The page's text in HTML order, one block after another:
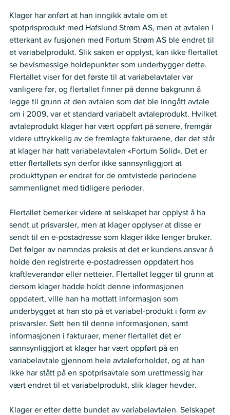
Klager har anført at han inngikk avtale om et
spotprisprodukt med Hafslund Strøm AS, men at avtalen i
etterkant av fusjonen med Fortum Strøm AS ble endret til
et variabelprodukt. Slik saken er opplyst, kan ikke flertallet
se bevismessige holdepunkter som underbygger dette.
Flertallet viser for det første til at variabelavtaler var
vanligere før, og flertallet finner på denne bakgrunn å
legge til grunn at den avtalen som det ble inngått avtale
om i 2009, var et standard variabelt avtaleprodukt. Hvilket
avtaleprodukt klager har vært oppført på senere, fremgår
videre uttrykkelig av de fremlagte fakturaene, der det står
at klager har hatt variabelavtalen «Fortum Solid». Det er
etter flertallets syn derfor ikke sannsynliggjort at
produkttypen er endret for de omtvistede periodene
sammenlignet med tidligere perioder.
Flertallet bemerker videre at selskapet har opplyst å ha
sendt ut prisvarsler, men at klager opplyser at disse er
sendt til en e-postadresse som klager ikke lenger bruker.
Det følger av nemndas praksis at det er kundens ansvar å
holde den registrerte e-postadressen oppdatert hos
kraftleverandør eller netteier. Flertallet legger til grunn at
dersom klager hadde holdt denne informasjonen
oppdatert, ville han ha mottatt informasjon som
underbygget at han sto på et variabel-produkt i form av
prisvarsler. Sett hen til denne informasjonen, samt
informasjonen i fakturaer, mener flertallet det er
sannsynliggjort at klager har vært oppført på en
variabelavtale gjennom hele avtaleforholdet, og at han
ikke har stått på en spotprisavtale som urettmessig har
vært endret til et variabelprodukt, slik klager hevder.
Klager er etter dette bundet av variabelavtalen. Selskapet